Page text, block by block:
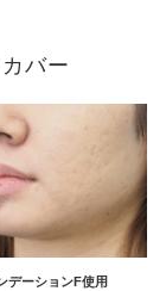
バー
デーションF使用